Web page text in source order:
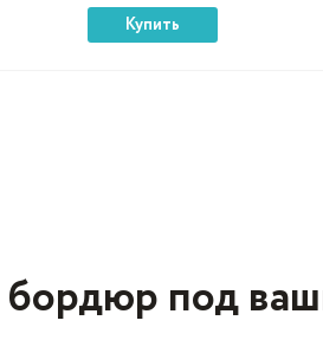
Купить
под